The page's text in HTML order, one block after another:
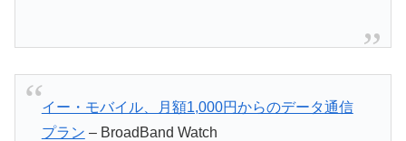
イー・モバイル、月額1,000円からのデータ通信
プラン – BroadBand Watch